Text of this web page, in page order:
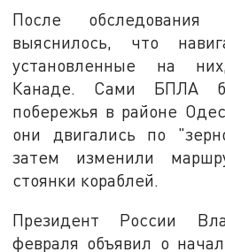
После обследования
выяснилось, что
установленные на
Канаде. Сами БПЛА
побережья в районе
они двигались по
затем изменили
стоянки кораблей.
Президент России
февраля объявил о